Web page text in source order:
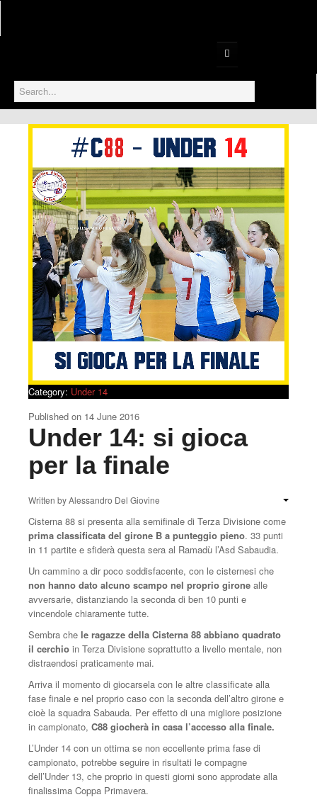
Serie B2
Prima Divisione
Gallery
Serie D
Settore Giovanile
Under 18
Under 17
Under 16
Under 13
Calendario
Category: Under 14
Published on 14 June 2016
Under 14: si gioca
per la finale
Written byAlessandro Del Giovine
Cisterna 88 si presenta alla semifinale di Terza Divisione come
prima classificata del girone B a punteggio pieno. 33 punti
in 11 partite e sfiderà questa sera al Ramadù l’Asd Sabaudia.
Un cammino a dir poco soddisfacente, con le cisternesi che
non hanno dato alcuno scampo nel proprio girone alle
avversarie, distanziando la seconda di ben 10 punti e
vincendole chiaramente tutte.
Sembra che le ragazze della Cisterna 88 abbiano quadrato
il cerchio in Terza Divisione soprattutto a livello mentale, non
distraendosi praticamente mai.
Arriva il momento di giocarsela con le altre classificate alla
fase finale e nel proprio caso con la seconda dell’altro girone e
cioè la squadra Sabauda. Per effetto di una migliore posizione
in campionato, C88 giocherà in casa l’accesso alla finale.
L’Under 14 con un ottima se non eccellente prima fase di
campionato, potrebbe seguire in risultati le compagne
dell’Under 13, che proprio in questi giorni sono approdate alla
finalissima Coppa Primavera.